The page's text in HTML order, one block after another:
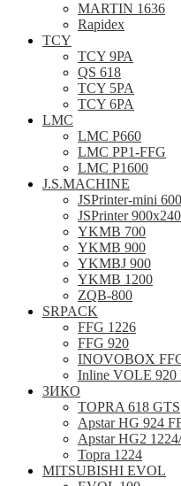
MARTIN 1636
Rapidex
TCY
TCY 9РА
QS 618
TCY 5PA
TCY 6PA
LMC
LMC P660
LMC PP1-FFG
LMC P1600
J.S.MACHINE
JSPrinter-mini
JSPrinter
YKMB 700
YKMB 900
YKMBJ 900
YKMB 1200
ZQB-800
SRPACK
FFG 1226
FFG 920
INOVOBOX
Inline VOLE 920
ЗИКО
TOPRA 618 GTS
Apstar HG 924
Apstar HG2
Topra 1224
MITSUBISHI EVOL